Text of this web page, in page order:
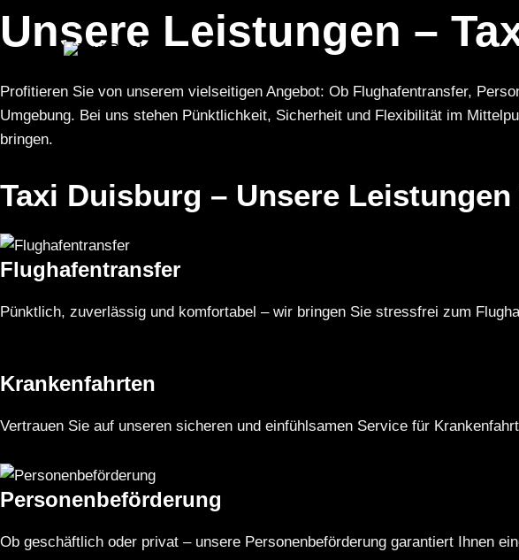
Inhalt
Unsere Leistungen –
Profitieren Sie von unserem vielseitigen Angebot: Ob Flughafentransfer,
Umgebung. Bei uns stehen Pünktlichkeit, Sicherheit und Flexibilität im
bringen.
Taxi Duisburg – Unsere
Flughafentransfer
Pünktlich, zuverlässig und komfortabel – wir bringen Sie stressfrei zum
Krankenfahrten
Vertrauen Sie auf unseren sicheren und einfühlsamen Service für
Personenbeförderung
Ob geschäftlich oder privat – unsere Personenbeförderung garantiert Ihnen